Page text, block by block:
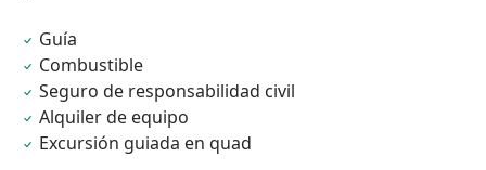
Guía
Combustible
Seguro de responsabilidad civil
Alquiler de equipo
Excursión guiada en quad